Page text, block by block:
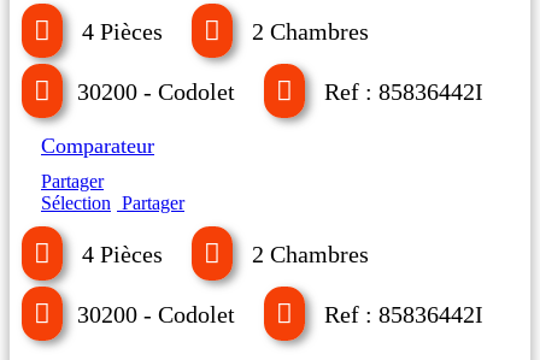
4 Pièces 2 Chambres
30200 - Codolet Ref : 85836442I
Comparateur
Partager
Sélection Partager
4 Pièces 2 Chambres
30200 - Codolet Ref : 85836442I